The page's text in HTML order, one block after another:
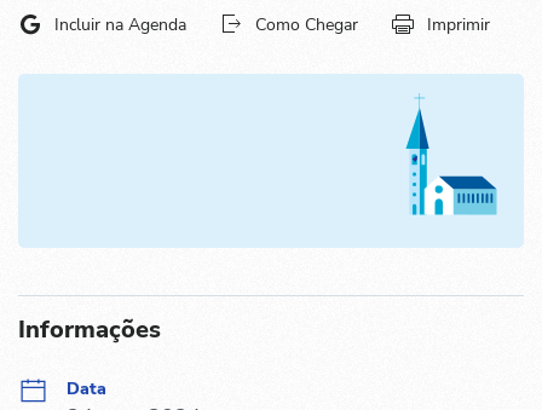
Incluir na Agenda Como Chegar Imprimir
Informações
Data